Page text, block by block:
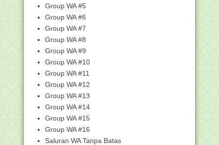
Petunjuk Penggunaan Aplikasi
SIMSARPRAS Madrasah
Edaran Pengajuan Proposal melalui
SIMSARPRAS Tahun...
Daftar Peserta yang Belum
Mengumpulkan Berkas di L...
Pedoman Pelaksanaan Penilaian Angka
Kredit Jabatan...
Pengganti Calon Peserta Sergur
Kemenag 2017 yang d...
Pemberkasan dan Jadwal Pengiriman
Berkas Peserta S...
Alhamdulillaaah....!!! Kenaikan Pangkat
Otomatis (...
Group WA #5
Group WA #6
Group WA #7
Group WA #8
Group WA #9
Group WA #10
Group WA #11
Group WA #12
Group WA #13
Group WA #14
Group WA #15
Group WA #16
Saluran WA Tanpa Batas